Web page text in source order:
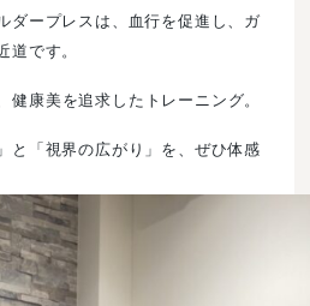
ダープレスは、血行を促進し、ガ
道です。
健康美を追求したトレーニング。
と「視界の広がり」を、ぜひ体感